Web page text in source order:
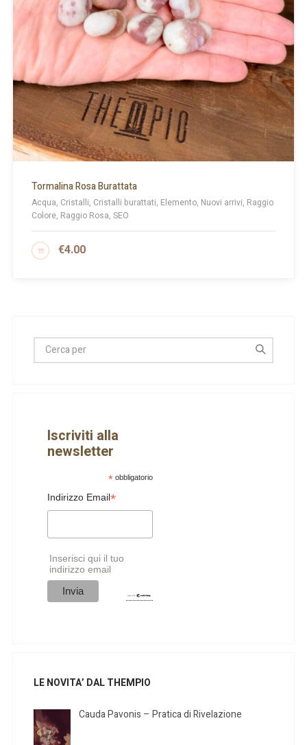
Tormalina Rosa Burattata
Acqua, Cristalli, Cristalli burattati, Elemento, Nuovi arrivi, Raggio
Colore, Raggio Rosa, SEO
€4.00
AGGIUNGI AL CARRELLO
Iscriviti alla
newsletter
*obbligatorio
Indirizzo Email*
Inserisci qui il tuo
indirizzo email
LE NOVITA’ DAL THEMPIO
Cauda Pavonis – Pratica di Rivelazione